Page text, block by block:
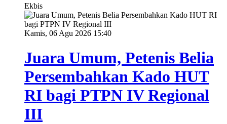
Ekbis
Kamis, 06 Agu 2026 15:40
Juara Umum, Petenis Belia
Persembahkan Kado HUT
RI bagi PTPN IV Regional
III